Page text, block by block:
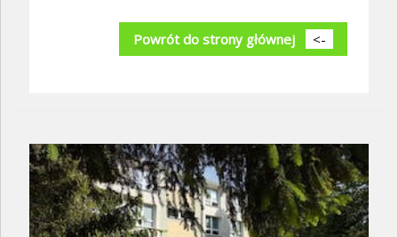
Powrót do strony głównej <-